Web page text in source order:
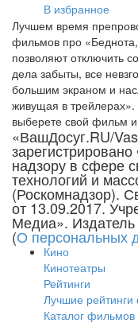
В избранное
Лучшем время
фильмов про
позволяют отключить
дела забыты, все
большим экраном и
живущая в трейлерах».
выберете свой фильм и
«ВашДосуг.RU/
надзору в сфере
технологий и
(Роскомнадзор).
от 13.09.2017.
Медиа».
(О персональных
Кино
Кинотеатры
Рейтинги
Лучшие
Каталог фильмов